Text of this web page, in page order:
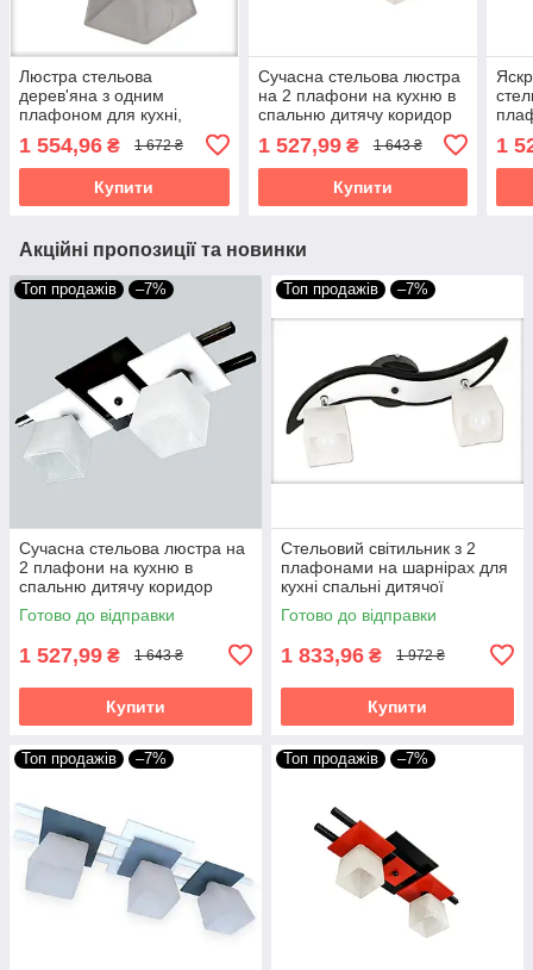
Люстра стельова
дерев'яна з одним
плафоном для кухні,
коридору, гардеробної
Троя/1 біла
1 554,96 ₴ 1 672 ₴
Купити
Сучасна стельова люстра
на 2 плафони на кухню в
спальню дитячу коридор
коричнево-бежева
1 527,99₴ 1 643 ₴
Купити
1
Акційні пропозиції та новинки
Топ продажів –7%
Сучасна стельова люстра на
2 плафони на кухню в
спальню дитячу коридор
кабінет Данко/2 чорно-біла
Готово до відправки
1 527,99 ₴ 1 643 ₴
Купити
Топ продажів –7%
Стельовий світильник з 2
плафонами на шарнірах для
кухні спальні дитячої
коридору гардеробної
Зоряна/2 чорно-біла
Готово до відправки
1 833,96 ₴ 1 972 ₴
Купити
Топ продажів –7% Топ продажів –7%